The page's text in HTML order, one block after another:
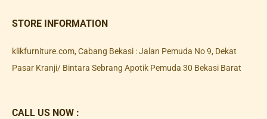
STORE INFORMATION
klikfurniture.com, Cabang Bekasi : Jalan Pemuda No 9, Dekat
Pasar Kranji/ Bintara Sebrang Apotik Pemuda 30 Bekasi Barat
CALL US NOW :